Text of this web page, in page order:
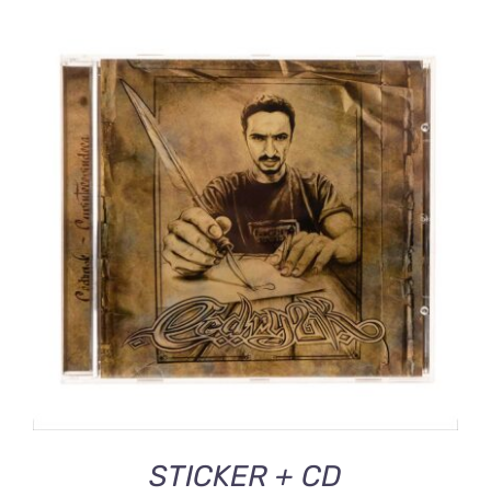
ADAUGĂ ÎN COȘ / DETALII
STICKER + CD